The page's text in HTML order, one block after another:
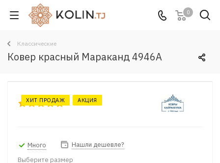
0
Классические
Ковер красный Мараканд 4946A
ХИТ ПРОДАЖ АКЦИЯ
Много
Нашли дешевле?
Выберите размер